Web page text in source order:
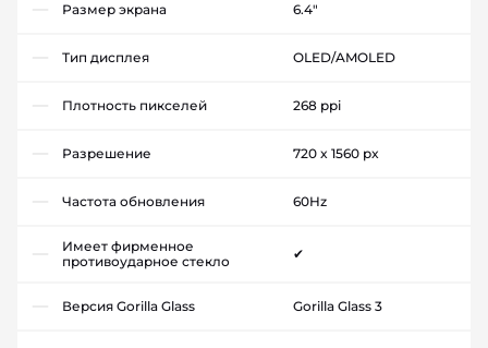
Размер экрана 6.4"
Тип дисплея OLED/AMOLED
Плотность пикселей 268 ppi
Разрешение 720 x 1560 px
Частота обновления 60Hz
Имеет фирменное
противоударное стекло
✔
Версия Gorilla Glass Gorilla Glass 3